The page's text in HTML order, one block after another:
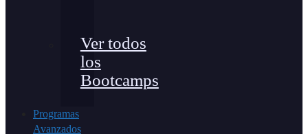
Ver todos
los
Bootcamps
Programas
Avanzados